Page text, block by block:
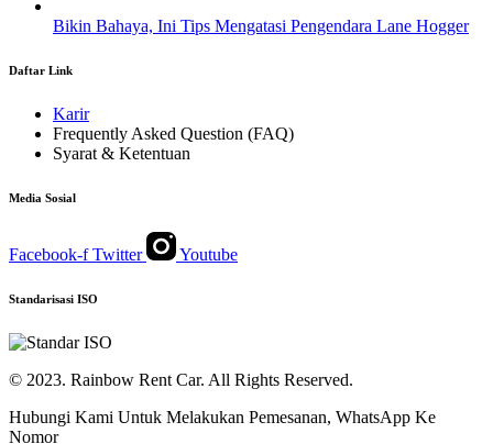
Bikin Bahaya, Ini Tips Mengatasi Pengendara Lane Hogger
Daftar Link
Karir
Frequently Asked Question (FAQ)
Syarat & Ketentuan
Media Sosial
Facebook-f Twitter Youtube
Standarisasi ISO
© 2023. Rainbow Rent Car. All Rights Reserved.
Hubungi Kami Untuk Melakukan Pemesanan, WhatsApp Ke
Nomor